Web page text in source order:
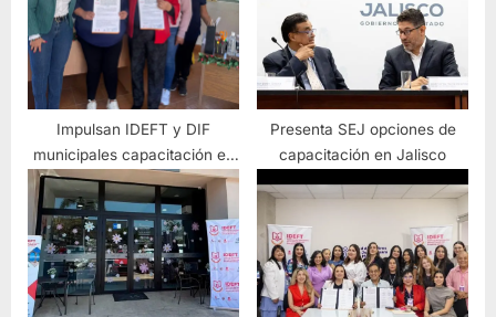
Impulsan IDEFT y DIF
municipales capacitación en
el sureste
Presenta SEJ opciones de
capacitación en Jalisco